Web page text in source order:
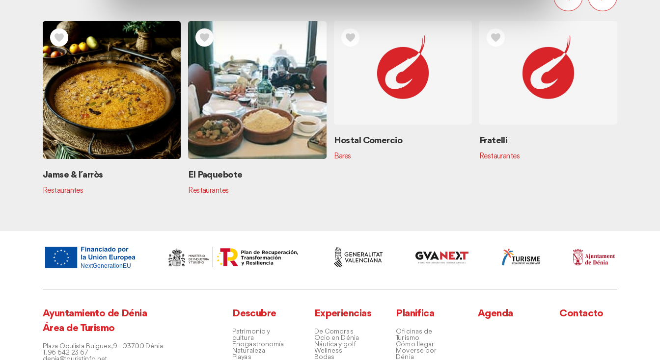
Jamse & l´arròs
Restaurantes
El Paquebote
Restaurantes
Hostal Comercio
Bares
Fratelli
Restaurantes
Ayuntamiento de Dénia
Área de Turismo
Plaza Oculista Buigues, 9 - 03700 Dénia
T. 96 642 23 67
Descubre
Patrimonio y
cultura
Enogastronomía
Naturaleza
Playas
Experiencias
De Compras
Ocio en Dénia
Náutica y golf
Wellness
Bodas
Planifica
Oficinas de
Turismo
Cómo llegar
Moverse por
Dénia
Agenda Contacto